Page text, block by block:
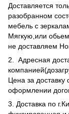
Доставляется
разобранном
мебель с
Мягкую,или
не доставляем
2. Адресная
Цена за доставку
оформлении
3. Доставка по